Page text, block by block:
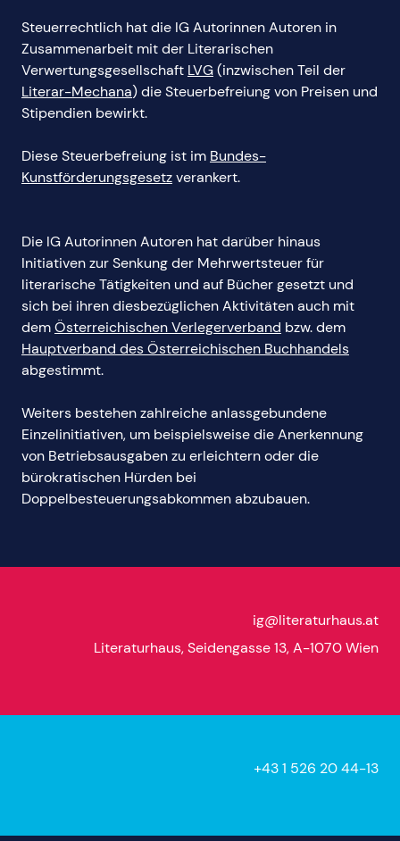
Steuerrechtlich hat die IG Autorinnen Autoren in
Zusammenarbeit mit der Literarischen
Verwertungsgesellschaft LVG(inzwischen Teil der
Literar-Mechana) die Steuerbefreiung von Preisen und
Stipendien bewirkt.
Diese Steuerbefreiung ist im Bundes-
Kunstförderungsgesetzverankert.
Die IG Autorinnen Autoren hat darüber hinaus
Initiativen zur Senkung der Mehrwertsteuer für
literarische Tätigkeiten und auf Bücher gesetzt und
sich bei ihren diesbezüglichen Aktivitäten auch mit
demÖsterreichischen Verlegerverband bzw. dem
Hauptverband des Österreichischen Buchhandels
abgestimmt.
Weiters bestehen zahlreiche anlassgebundene
Einzelinitiativen, um beispielsweise die Anerkennung
von Betriebsausgaben zu erleichtern oder die
bürokratischen Hürden bei
Doppelbesteuerungsabkommen abzubauen.
ig@literaturhaus.at
Literaturhaus, Seidengasse 13, A-1070 Wien
+43 1 526 20 44-13